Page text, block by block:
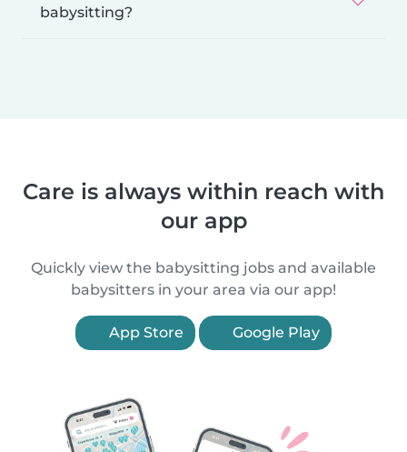
babysitting?
Care is always within reach with
our app
Quickly view the babysitting jobs and available
babysitters in your area via our app!
App Store Google Play